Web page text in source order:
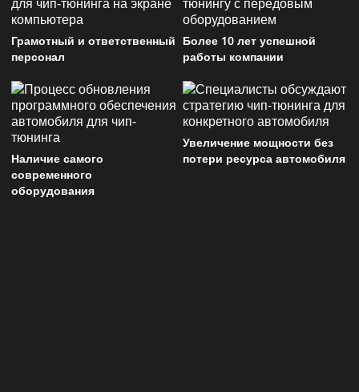
Грамотный и ответственный
персонал
Более 10 лет успешной
работы компании
Наличие самого
современного
оборудования
Увеличение мощности без
потери ресурса автомобиля